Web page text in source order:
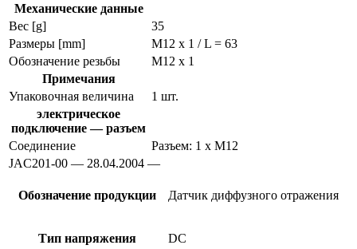
Механические данные
Вес [g]
35
Размеры [mm]
M12 x 1 / L = 63
Обозначение резьбы
M12 x 1
Примечания
Упаковочная величина
1 шт.
электрическое
подключение — разъем
Соединение
Разъем: 1 x M12
JAC201-00 — 28.04.2004 —
Обозначение продукции Датчик диффузного отражения
Тип напряжения DC